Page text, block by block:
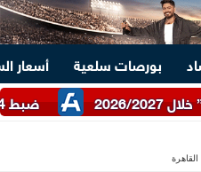
بورصات سلعية
أسعار
ضبط 24 طن دقيق أبيض وبلدي مدعم عبر شرطة التموين